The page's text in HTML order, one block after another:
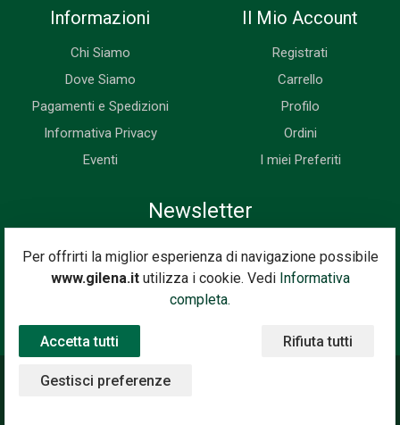
Per offrirti la miglior esperienza di navigazione possibile
www.gilena.itutilizza i cookie. Vedi Informativa
completa.
Accetta tutti Rifiuta tutti
Gestisci preferenze
Informazioni
Chi Siamo
Dove Siamo
Pagamenti e Spedizioni
Informativa Privacy
Eventi
Il Mio Account
Registrati
Carrello
Profilo
Ordini
I miei Preferiti
Newsletter
Iscriviti subito alla nostra newsletter. Riceverai prima di tutti le
novità, le offerte, i prossimi eventi...
©2020 Gilena International Motor Books — Powered by